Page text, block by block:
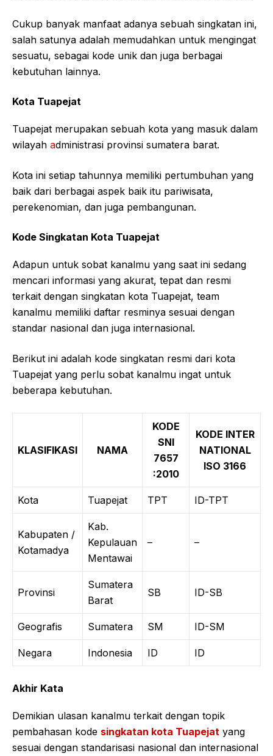
Cukup banyak manfaat adanya sebuah singkatan ini,
salah satunya adalah memudahkan untuk mengingat
sesuatu, sebagai kode unik dan juga berbagai
kebutuhan lainnya.
Kota Tuapejat
Tuapejat merupakan sebuah kota yang masuk dalam
wilayah administrasi provinsi sumatera barat.
Kota ini setiap tahunnya memiliki pertumbuhan yang
baik dari berbagai aspek baik itu pariwisata,
perekenomian, dan juga pembangunan.
Kode Singkatan Kota Tuapejat
Adapun untuk sobat kanalmu yang saat ini sedang
mencari informasi yang akurat, tepat dan resmi
terkait dengan singkatan kota Tuapejat, team
kanalmu memiliki daftar resminya sesuai dengan
standar nasional dan juga internasional.
Berikut ini adalah kode singkatan resmi dari kota
Tuapejat yang perlu sobat kanalmu ingat untuk
beberapa kebutuhan.
KLASIFIKASI NAMA
KODE
SNI
7657
:2010
KODE INTER
NATIONAL
ISO 3166
Kota Tuapejat TPT ID-TPT
Kabupaten /
Kotamadya
Kab.
Kepulauan
Mentawai
– –
Provinsi
Sumatera
Barat
SB ID-SB
Geografis Sumatera SM ID-SM
Negara Indonesia ID ID
Akhir Kata
Demikian ulasan kanalmu terkait dengan topik
pembahasan kode singkatan kota Tuapejat yang
sesuai dengan standarisasi nasional dan internasional